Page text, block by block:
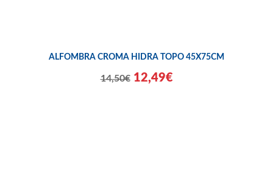
ALFOMBRA CROMA HIDRA TOPO 45X75CM
14,50€ 12,49€